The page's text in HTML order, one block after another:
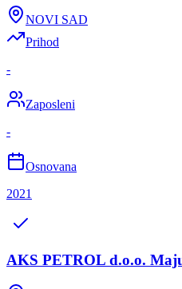
NOVI SAD
Prihod
-
Zaposleni
-
Osnovana
2021
AKS PETROL d.o.o.